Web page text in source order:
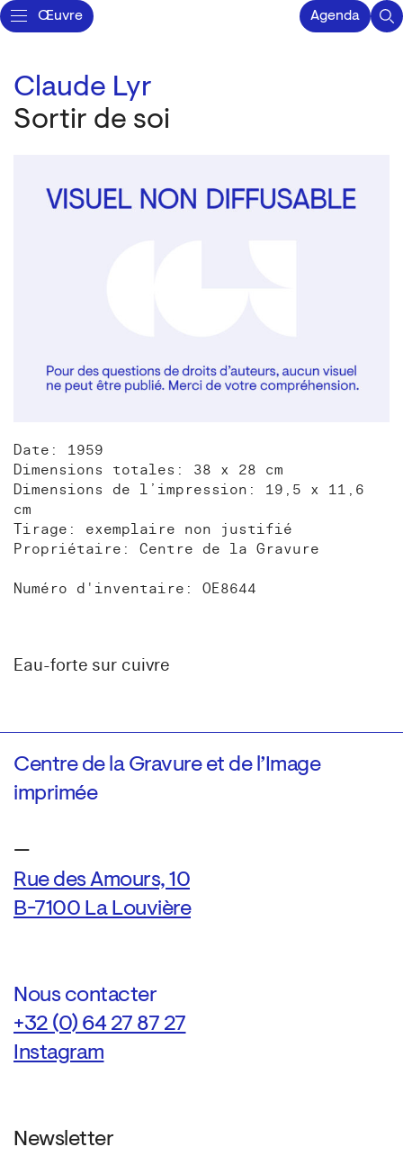
Œuvre Agenda
Claude Lyr
Sortir de soi
Date: 1959
Dimensions totales: 38 x 28 cm
Dimensions de l’impression: 19,5 x 11,6
cm
Tirage: exemplaire non justifié
Propriétaire: Centre de la Gravure
Numéro d'inventaire: OE8644
Eau-forte sur cuivre
Centre de la Gravure et de l’Image
imprimée
—
Rue des Amours, 10
B-7100 La Louvière
Nous contacter
+32 (0) 64 27 87 27
Instagram
Newsletter